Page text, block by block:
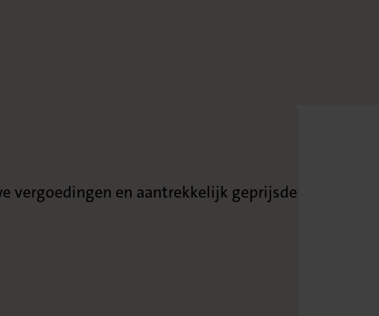
vergoedingen en aantrekkelijk geprijsde